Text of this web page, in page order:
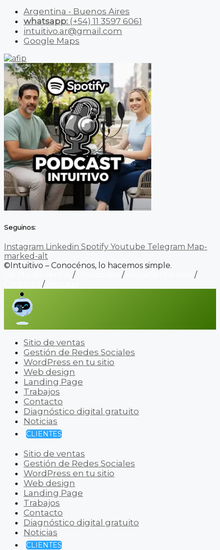
Argentina - Buenos Aires
whatsapp: (+54) 11 3597 6061
intuitivo.ar@gmail.com
Google Maps
Seguinos:
Instagram Linkedin Spotify Youtube Telegram Map-
marked-alt
©Intuitivo – Conocénos, lo hacemos simple.
/ /
/
/
Sitio de ventas
Gestión de Redes Sociales
WordPress en tu sitio
Web design
Landing Page
Trabajos
Contacto
Diagnóstico digital gratuito
Noticias
CLIENTES
Sitio de ventas
Gestión de Redes Sociales
WordPress en tu sitio
Web design
Landing Page
Trabajos
Contacto
Diagnóstico digital gratuito
Noticias
CLIENTES